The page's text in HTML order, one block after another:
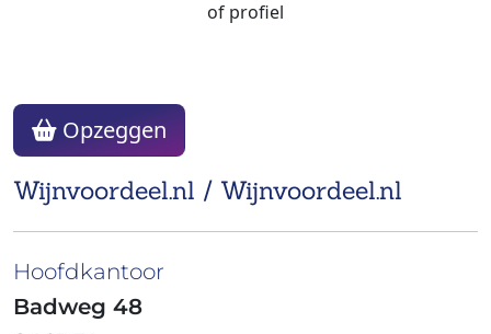
Wijnvoordeel.nl / Wijnvoordeel.nl
Opzeggen
Hoofdkantoor
Badweg 48